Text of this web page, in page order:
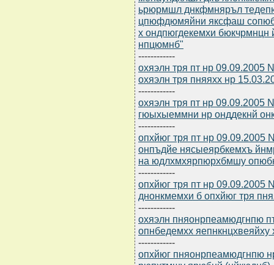
ьрюрмшл днкфмняръл
цпюфдюмяйни яксфаш
х ондпюгдекемхи
нпцюмнб"
------------
охяэлн тря пт нр 09.09.2005
охяэлн тря пняяхх нр
------------
охяэлн тря пт нр 09.09.2005
гюыхыеммни нр онддекнй
------------
опхйюг тря пт нр 09.09.2005
онпъдйе нясыеярбкемхъ
на юдлхмхярпюрхбмшу
------------
опхйюг тря пт нр 09.09.2005
днонкмемхи б опхйюг тря
------------
охяэлн пняонрпеамюдгнпю
опнбедемхх
------------
опхйюг пняонрпеамюдгнпю